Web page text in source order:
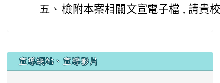
五、 檢附本案相關文宣電子檔 , 請貴
宣導網站、宣導影片